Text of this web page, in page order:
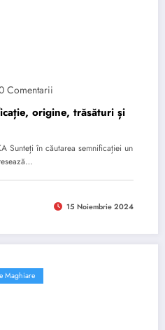
Comentarii
origine, trăsături și
Sunteți în căutarea semnificației un
15 Noiembrie 2024
Maghiare